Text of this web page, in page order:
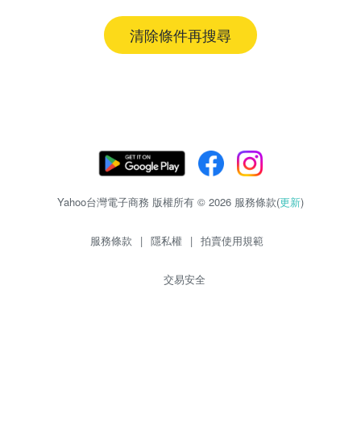
清除條件再搜尋
Yahoo台灣電子商務 版權所有 © 2026 服務條款(更新)
服務條款 | 隱私權 | 拍賣使用規範
交易安全